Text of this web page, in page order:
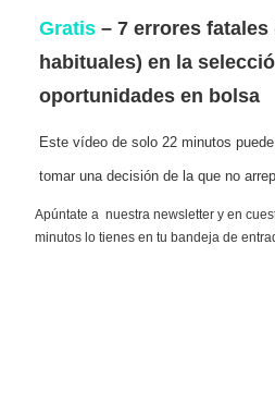
Gratis – 7 errores fatales
habituales) en la
oportunidades en bolsa
Este vídeo de solo 22 minutos
tomar una decisión de la que no
Apúntate a nuestra newsletter y en
minutos lo tienes en tu bandeja de